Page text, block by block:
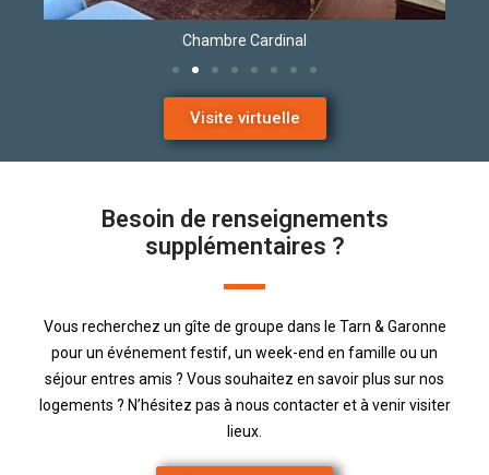
Chambre Cardinal
Visite virtuelle
Besoin de renseignements
supplémentaires ?
Vous recherchez un gîte de groupe dans le Tarn & Garonne
pour un événement festif, un week-end en famille ou un
séjour entres amis ? Vous souhaitez en savoir plus sur nos
logements ? N’hésitez pas à nous contacter et à venir visiter
lieux.